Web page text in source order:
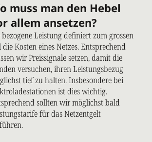
muss man den Hebel
allem ansetzen?
bezogene Leistung definiert zum grossen
die Kosten eines Netzes. Entsprechend
wir Preissignale setzen, damit die
versuchen, ihren Leistungsbezug
tief zu halten. Insbesondere bei
ist dies wichtig.
sollten wir möglichst bald
für das Netzentgelt